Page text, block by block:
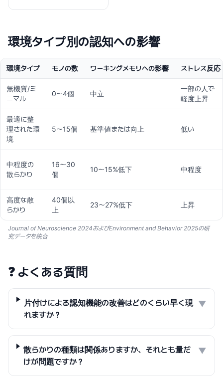
環境タイプ別の認知への影響
環境タイプ モノの数 ワーキングメモリへの影響 ストレス反応
無機質/ミ
ニマル
0〜4個 中立
一部の人で
軽度上昇
最適に整
理された環
境
5〜15個 基準値または向上 低い
中程度の
散らかり
16〜30
個
10〜15%低下 中程度
高度な散
らかり
40個以
上
23〜27%低下 上昇
Journal of Neuroscience 2024およびEnvironment and Behavior 2025の研
究データを統合
❓ よくある質問
片付けによる認知機能の改善はどのくらい早く現
れますか？
▼
散らかりの種類は関係ありますか、それとも量だ
けが問題ですか？
▼